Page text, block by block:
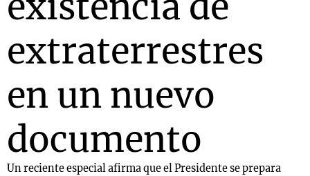
extraterrestres
en un nuevo
documento
Un reciente especial afirma que el Presidente se prepara